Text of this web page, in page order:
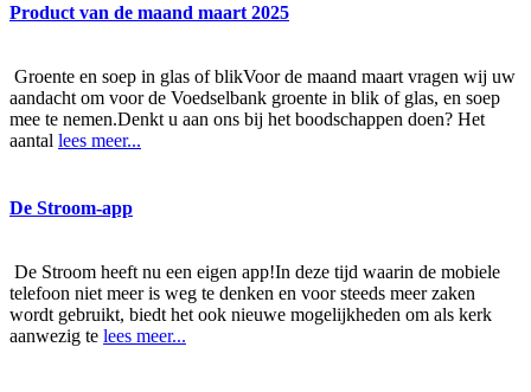
Product van de maand maart 2025
Groente en soep in glas of blikVoor de maand maart vragen wij uw
aandacht om voor de Voedselbank groente in blik of glas, en soep
mee te nemen.Denkt u aan ons bij het boodschappen doen? Het
aantal lees meer...
De Stroom-app
De Stroom heeft nu een eigen app!In deze tijd waarin de mobiele
telefoon niet meer is weg te denken en voor steeds meer zaken
wordt gebruikt, biedt het ook nieuwe mogelijkheden om als kerk
aanwezig te lees meer...